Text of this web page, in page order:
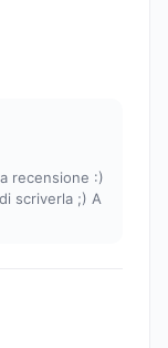
recensione :)
scriverla ;) A